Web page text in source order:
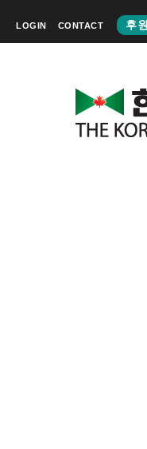
LOGIN CONTACT 후원